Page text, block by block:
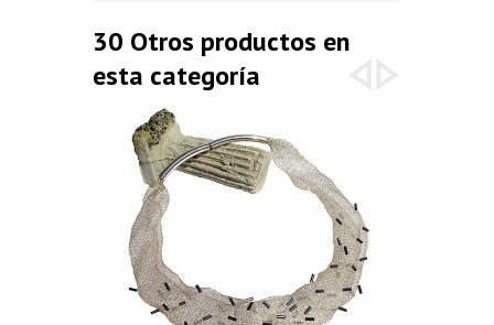
30 Otros productos en
esta categoría